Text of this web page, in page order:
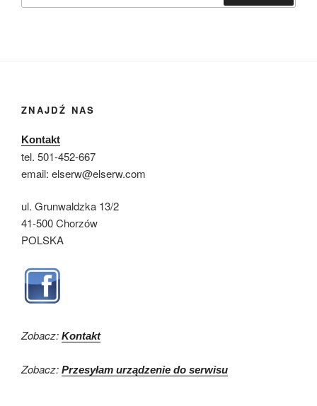
ZNAJDŹ NAS
Kontakt
tel. 501-452-667
email: elserw@elserw.com
ul. Grunwaldzka 13/2
41-500 Chorzów
POLSKA
Zobacz: Kontakt
Zobacz: Przesyłam urządzenie do serwisu